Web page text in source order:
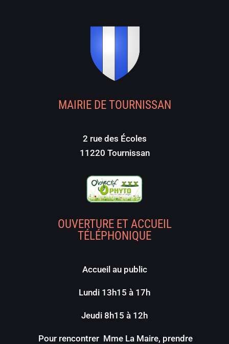
MAIRIE DE TOURNISSAN
2 rue des Écoles
11220 Tournissan
OUVERTURE ET ACCUEIL
TÉLÉPHONIQUE
Accueil au public
Lundi 13h15 à 17h
Jeudi 8h15 à 12h
Pour rencontrer Mme La Maire, prendre